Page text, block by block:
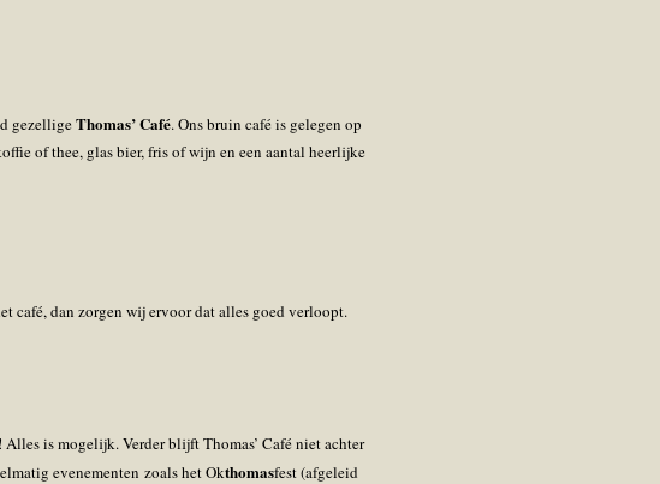
gezelligeThomas’ Café. Ons bruin café is gelegen op
of thee, glas bier, fris of wijn en een aantal heerlijke
café, dan zorgen wij ervoor dat alles goed verloopt.
is mogelijk. Verder blijft Thomas’ Café niet achter
evenementen zoals het Okthomasfest (afgeleid